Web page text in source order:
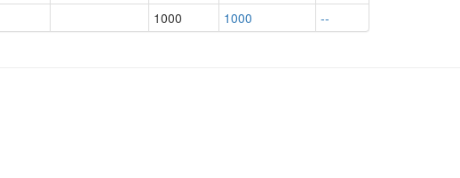
1000 1000 --